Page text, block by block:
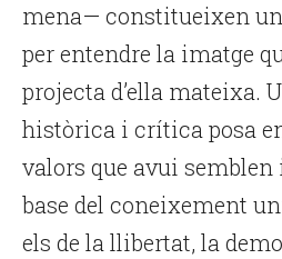
mena— constitueixen
per entendre la imatge
projecta d’ella mateixa.
històrica i crítica posa
valors que avui
base del coneixement
els de la llibertat, la